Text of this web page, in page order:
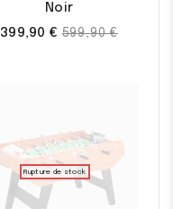
Noir
399,90 € Prix
599,90 €
Rupture de stock